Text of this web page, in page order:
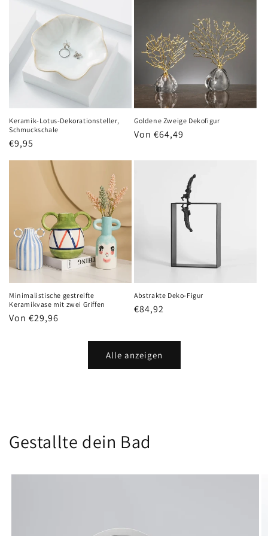
Keramik-Lotus-Dekorationsteller,
Schmuckschale
Normaler
€9,95
Goldene Zweige Dekofigur
Normaler
Von €64,49
Minimalistische gestreifte
Keramikvase mit zwei Griffen
Normaler
Von €29,96
Abstrakte Deko-Figur
Normaler
€84,92
Alle anzeigen
Gestallte dein Bad